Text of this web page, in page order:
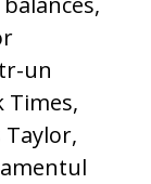
un
Times,